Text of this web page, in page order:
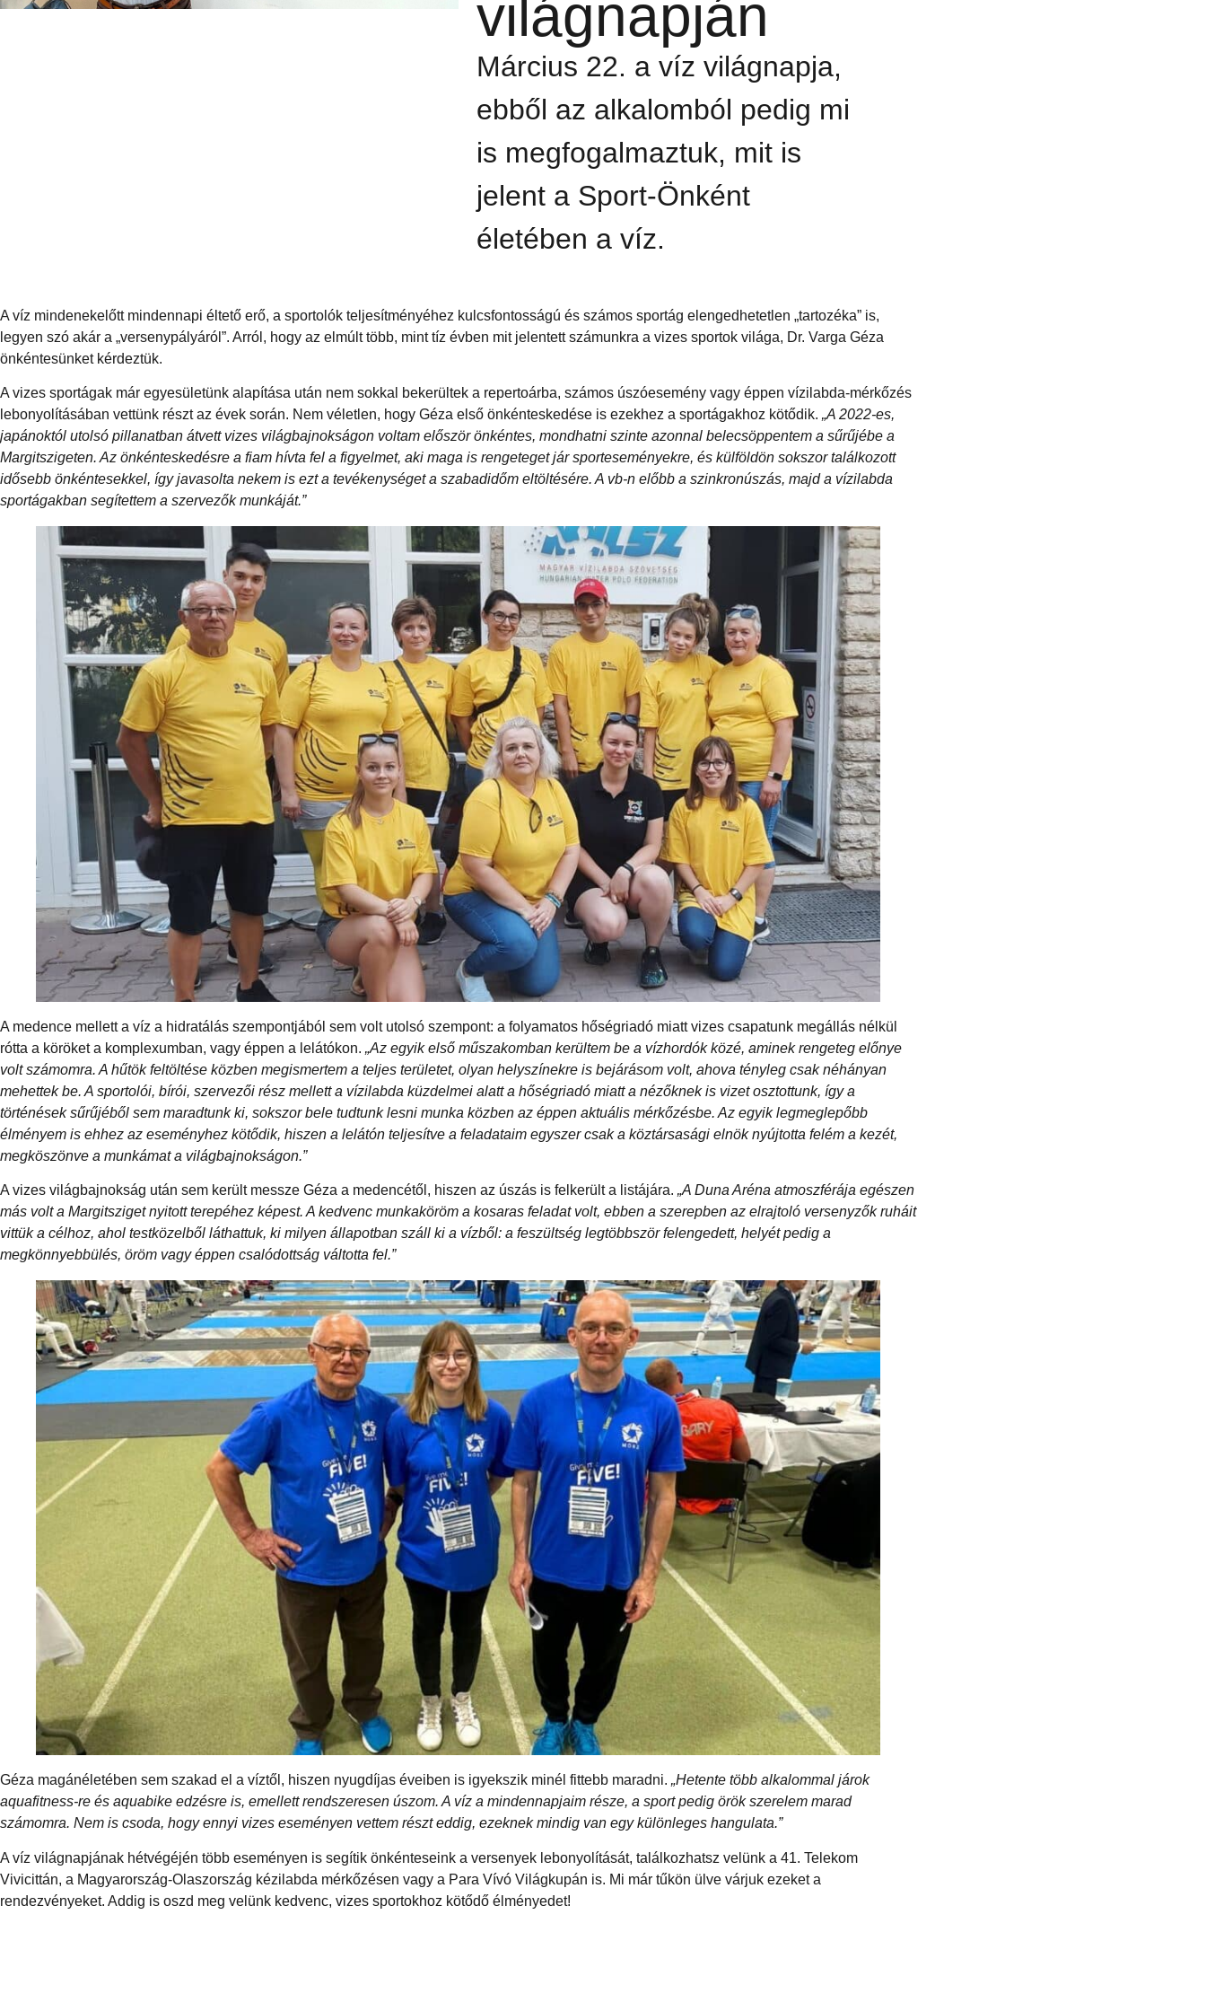
világnapján
Március 22. a víz világnapja,
ebből az alkalomból pedig mi
is megfogalmaztuk, mit is
jelent a Sport-Önként
életében a víz.
A víz mindenekelőtt mindennapi éltető erő, a sportolók teljesítményéhez kulcsfontosságú és számos sportág elengedhetetlen „tartozéka” is,
legyen szó akár a „versenypályáról”. Arról, hogy az elmúlt több, mint tíz évben mit jelentett számunkra a vizes sportok világa, Dr. Varga Géza
önkéntesünket kérdeztük.
A vizes sportágak már egyesületünk alapítása után nem sokkal bekerültek a repertoárba, számos úszóesemény vagy éppen vízilabda-mérkőzés
lebonyolításában vettünk részt az évek során. Nem véletlen, hogy Géza első önkénteskedése is ezekhez a sportágakhoz kötődik. „A 2022-es,
japánoktól utolsó pillanatban átvett vizes világbajnokságon voltam először önkéntes, mondhatni szinte azonnal belecsöppentem a sűrűjébe a
Margitszigeten. Az önkénteskedésre a fiam hívta fel a figyelmet, aki maga is rengeteget jár sporteseményekre, és külföldön sokszor találkozott
idősebb önkéntesekkel, így javasolta nekem is ezt a tevékenységet a szabadidőm eltöltésére. A vb-n előbb a szinkronúszás, majd a vízilabda
sportágakban segítettem a szervezők munkáját.”
A medence mellett a víz a hidratálás szempontjából sem volt utolsó szempont: a folyamatos hőségriadó miatt vizes csapatunk megállás nélkül
rótta a köröket a komplexumban, vagy éppen a lelátókon. „Az egyik első műszakomban kerültem be a vízhordók közé, aminek rengeteg előnye
volt számomra. A hűtök feltöltése közben megismertem a teljes területet, olyan helyszínekre is bejárásom volt, ahova tényleg csak néhányan
mehettek be. A sportolói, bírói, szervezői rész mellett a vízilabda küzdelmei alatt a hőségriadó miatt a nézőknek is vizet osztottunk, így a
történések sűrűjéből sem maradtunk ki, sokszor bele tudtunk lesni munka közben az éppen aktuális mérkőzésbe. Az egyik legmeglepőbb
élményem is ehhez az eseményhez kötődik, hiszen a lelátón teljesítve a feladataim egyszer csak a köztársasági elnök nyújtotta felém a kezét,
megköszönve a munkámat a világbajnokságon.”
A vizes világbajnokság után sem került messze Géza a medencétől, hiszen az úszás is felkerült a listájára. „A Duna Aréna atmoszférája egészen
más volt a Margitsziget nyitott terepéhez képest. A kedvenc munkaköröm a kosaras feladat volt, ebben a szerepben az elrajtoló versenyzők ruháit
vittük a célhoz, ahol testközelből láthattuk, ki milyen állapotban száll ki a vízből: a feszültség legtöbbször felengedett, helyét pedig a
megkönnyebbülés, öröm vagy éppen csalódottság váltotta fel.”
Géza magánéletében sem szakad el a víztől, hiszen nyugdíjas éveiben is igyekszik minél fittebb maradni. „Hetente több alkalommal járok
aquafitness-re és aquabike edzésre is, emellett rendszeresen úszom. A víz a mindennapjaim része, a sport pedig örök szerelem marad
számomra. Nem is csoda, hogy ennyi vizes eseményen vettem részt eddig, ezeknek mindig van egy különleges hangulata.”
A víz világnapjának hétvégéjén több eseményen is segítik önkénteseink a versenyek lebonyolítását, találkozhatsz velünk a 41. Telekom
Vivicittán, a Magyarország-Olaszország kézilabda mérkőzésen vagy a Para Vívó Világkupán is. Mi már tűkön ülve várjuk ezeket a
rendezvényeket. Addig is oszd meg velünk kedvenc, vizes sportokhoz kötődő élményedet!